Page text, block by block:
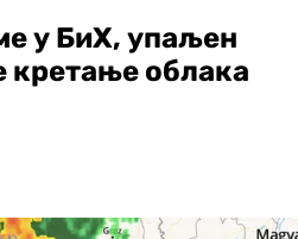
у БиХ, упаљен
кретање облака